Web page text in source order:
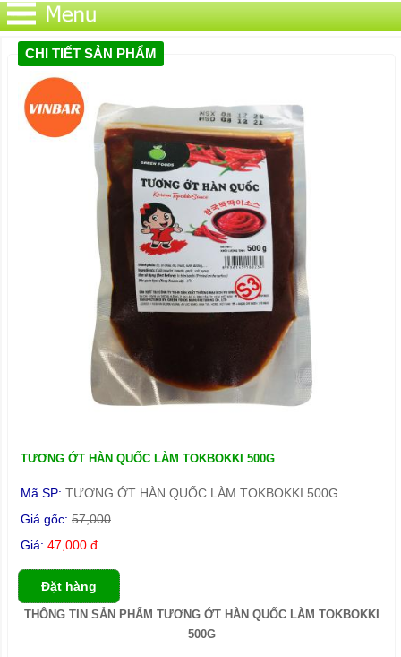
CHI TIẾT SẢN PHẨM
TƯƠNG ỚT HÀN QUỐC LÀM TOKBOKKI 500G
Mã SP: TƯƠNG ỚT HÀN QUỐC LÀM TOKBOKKI 500G
Giá gốc: 57,000
Giá: 47,000 đ
Đặt hàng
THÔNG TIN SẢN PHẨM TƯƠNG ỚT HÀN QUỐC LÀM TOKBOKKI
500G